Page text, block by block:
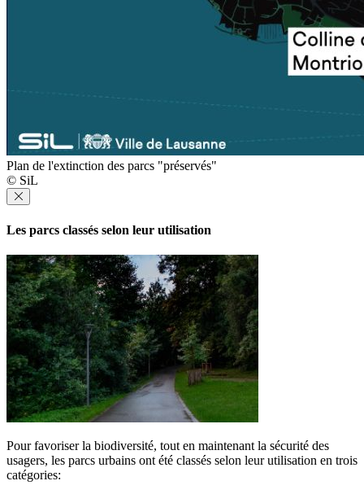
Plan de l'extinction des parcs "préservés"
© SiL
Les parcs classés selon leur utilisation
Pour favoriser la biodiversité, tout en maintenant la sécurité des
usagers, les parcs urbains ont été classés selon leur utilisation en trois
catégories: